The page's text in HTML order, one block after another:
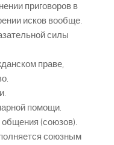
приговоров в
исков вообще.
силы
праве,
помощи.
общения (союзов).
союзным